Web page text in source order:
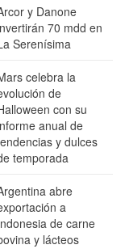
y Danone
70 mdd en
Serenísima
celebra la
de
con su
anual de
y dulces
temporada
abre
a
de carne
y lácteos